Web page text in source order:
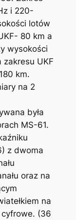
i 220-
lotów
80 km a
wysokości
zakresu UKF
km.
na 2
była
MS-61.
z dwoma
oraz na
na
(36